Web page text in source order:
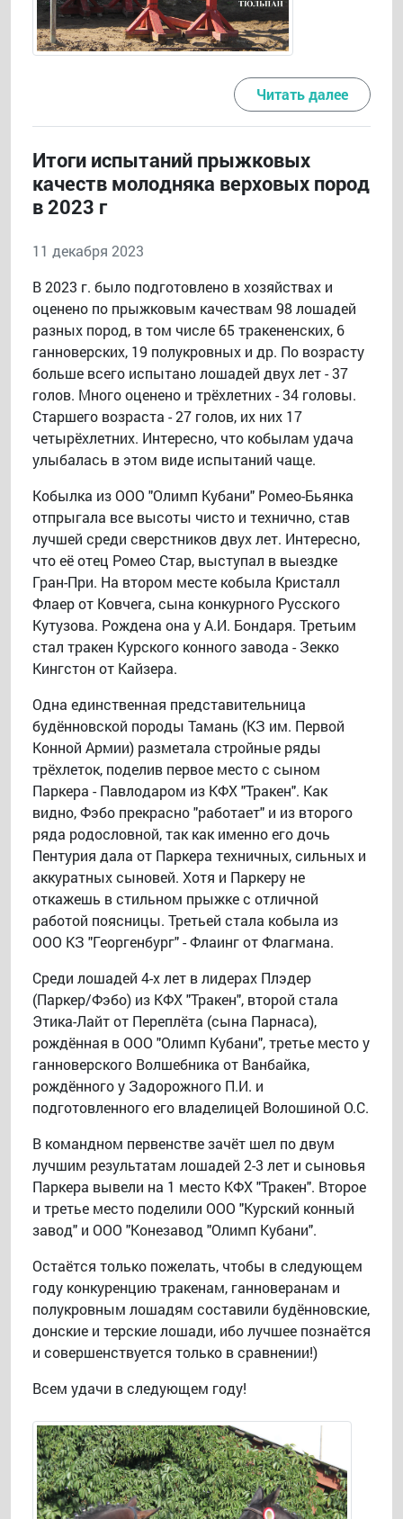
Читать далее
Итоги испытаний прыжковых
качеств молодняка верховых пород
в 2023 г
11 декабря 2023
В 2023 г. было подготовлено в хозяйствах и
оценено по прыжковым качествам 98 лошадей
разных пород, в том числе 65 тракененских, 6
ганноверских, 19 полукровных и др. По возрасту
больше всего испытано лошадей двух лет - 37
голов. Много оценено и трёхлетних - 34 головы.
Старшего возраста - 27 голов, их них 17
четырёхлетних. Интересно, что кобылам удача
улыбалась в этом виде испытаний чаще.
Кобылка из ООО "Олимп Кубани" Ромео-Бьянка
отпрыгала все высоты чисто и технично, став
лучшей среди сверстников двух лет. Интересно,
что её отец Ромео Стар, выступал в выездке
Гран-При. На втором месте кобыла Кристалл
Флаер от Ковчега, сына конкурного Русского
Кутузова. Рождена она у А.И. Бондаря. Третьим
стал тракен Курского конного завода - Зекко
Кингстон от Кайзера.
Одна единственная представительница
будённовской породы Тамань (КЗ им. Первой
Конной Армии) разметала стройные ряды
трёхлеток, поделив первое место с сыном
Паркера - Павлодаром из КФХ "Тракен". Как
видно, Фэбо прекрасно "работает" и из второго
ряда родословной, так как именно его дочь
Пентурия дала от Паркера техничных, сильных и
аккуратных сыновей. Хотя и Паркеру не
откажешь в стильном прыжке с отличной
работой поясницы. Третьей стала кобыла из
ООО КЗ "Георгенбург" - Флаинг от Флагмана.
Среди лошадей 4-х лет в лидерах Плэдер
(Паркер/Фэбо) из КФХ "Тракен", второй стала
Этика-Лайт от Переплёта (сына Парнаса),
рождённая в ООО "Олимп Кубани", третье место у
ганноверского Волшебника от Ванбайка,
рождённого у Задорожного П.И. и
подготовленного его владелицей Волошиной О.С.
В командном первенстве зачёт шел по двум
лучшим результатам лошадей 2-3 лет и сыновья
Паркера вывели на 1 место КФХ "Тракен". Второе
и третье место поделили ООО "Курский конный
завод" и ООО "Конезавод "Олимп Кубани".
Остаётся только пожелать, чтобы в следующем
году конкуренцию тракенам, ганноверанам и
полукровным лошадям составили будённовские,
донские и терские лошади, ибо лучшее познаётся
и совершенствуется только в сравнении!)
Всем удачи в следующем году!